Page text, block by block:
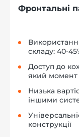
Фронтальні
складу: 40-
Доступ до
який момент
Низька
іншими
конструкції